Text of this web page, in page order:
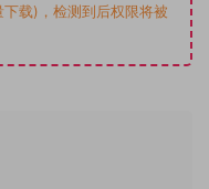
载)，检测到后权限将被